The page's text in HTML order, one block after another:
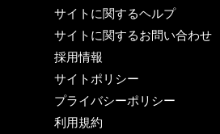
サイトに関するヘルプ
サイトに関するお問い合わせ
採用情報
サイトポリシー
プライバシーポリシー
利用規約